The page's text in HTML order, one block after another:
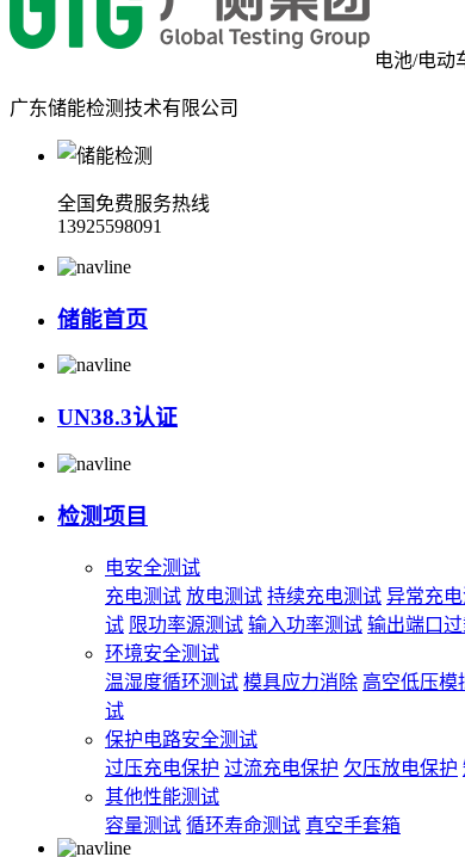
电池/电动
广东储能检测技术有限公司
全国免费服务热线
13925598091
储能首页
UN38.3认证
检测项目
电安全测试
充电测试 放电测试 持续充电测试 异常充
试 限功率源测试 输入功率测试 输出端口
环境安全测试
温湿度循环测试 模具应力消除 高空低压模
试
保护电路安全测试
过压充电保护 过流充电保护 欠压放电保护
其他性能测试
容量测试 循环寿命测试 真空手套箱